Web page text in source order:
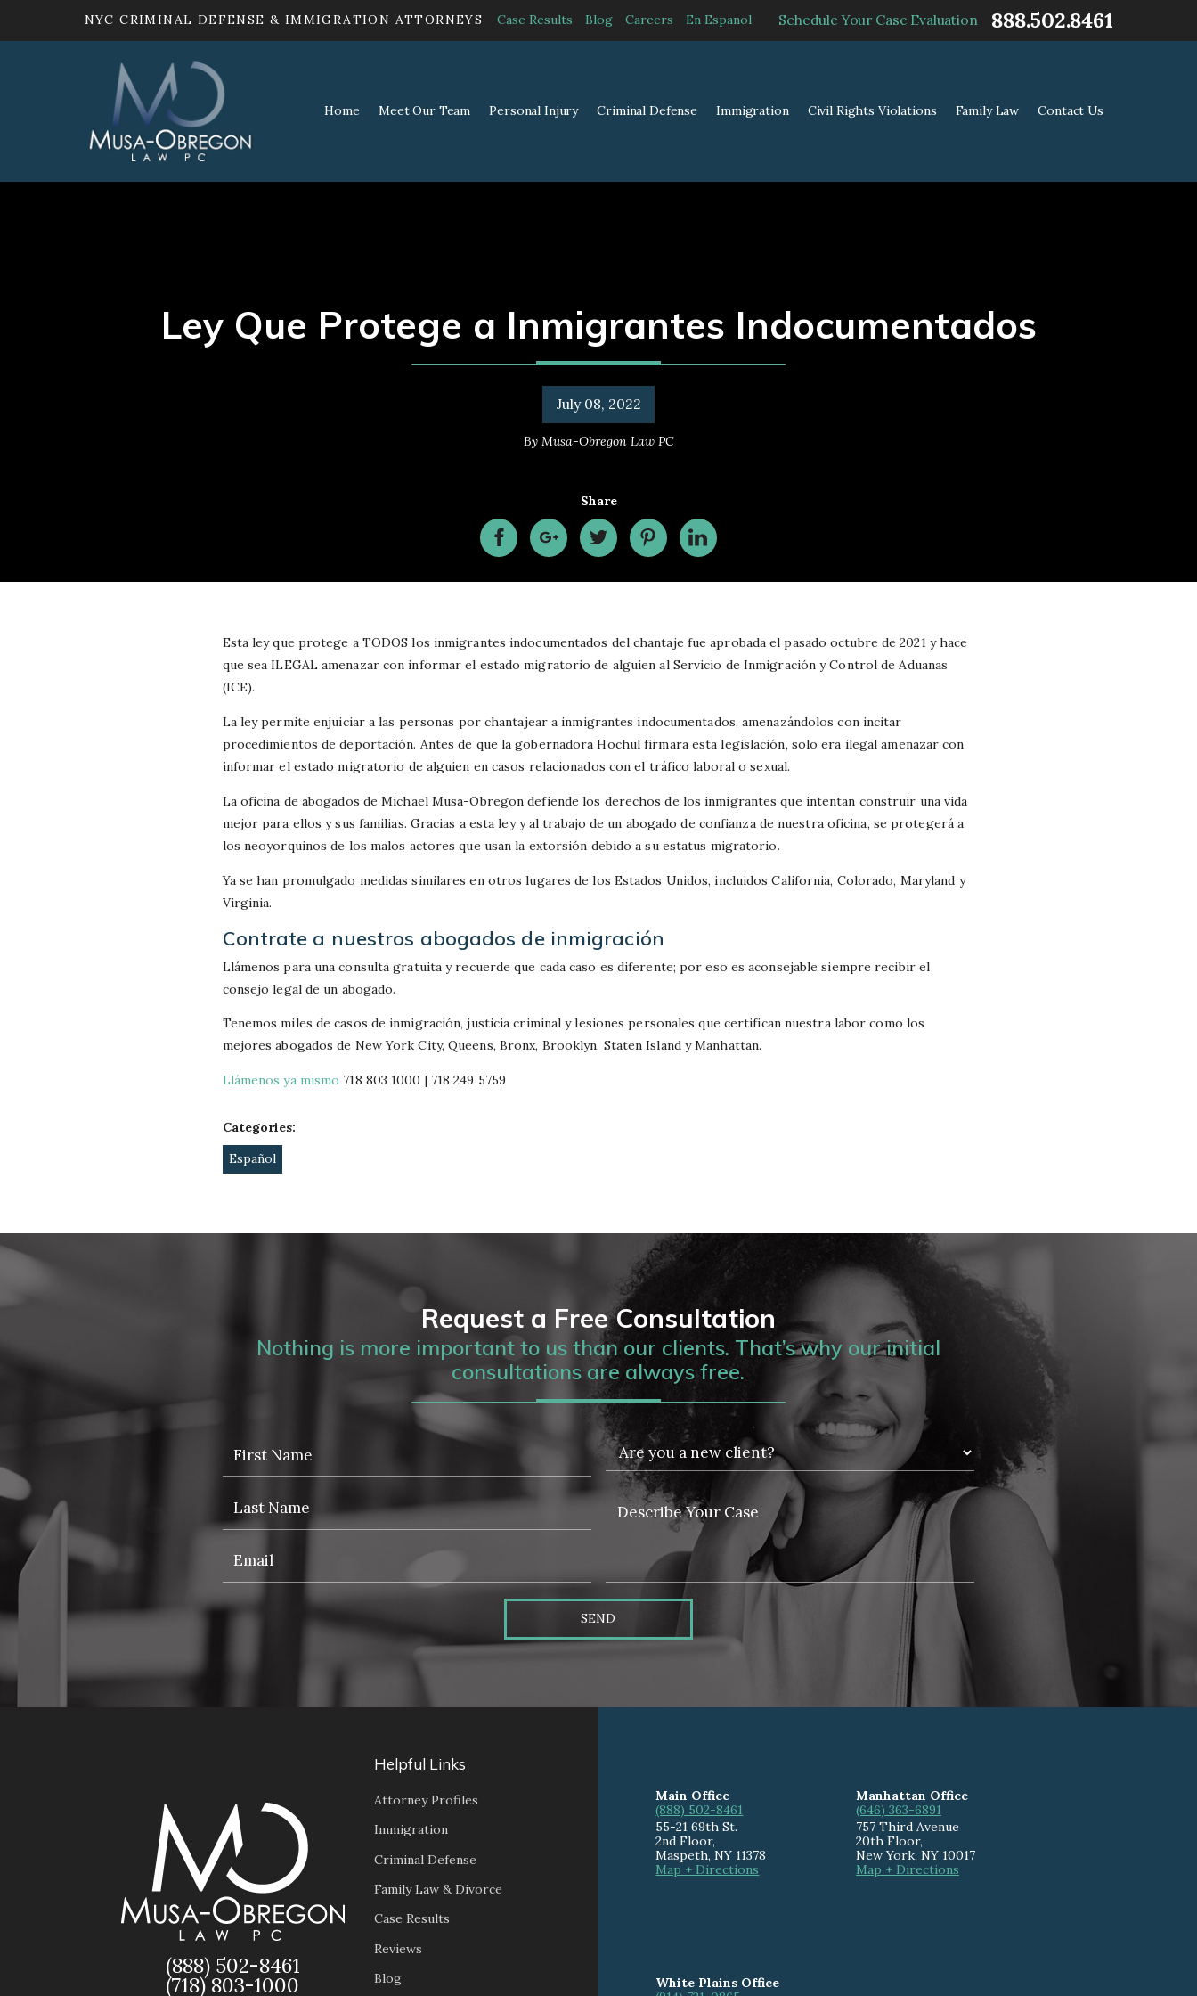
NYC CRIMINAL DEFENSE & IMMIGRATION ATTORNEYS Case Results Blog Careers En Espanol Schedule Your Case Evaluation 888.502.8461
Home Meet Our Team Personal Injury Criminal Defense Immigration Civil Rights Violations Family Law Contact Us
Ley Que Protege a Inmigrantes Indocumentados
July 08, 2022
By Musa-Obregon Law PC
Share
Esta ley que protege a TODOS los inmigrantes indocumentados del chantaje fue aprobada el pasado octubre de 2021 y hace
que sea ILEGAL amenazar con informar el estado migratorio de alguien al Servicio de Inmigración y Control de Aduanas
(ICE).
La ley permite enjuiciar a las personas por chantajear a inmigrantes indocumentados, amenazándolos con incitar
procedimientos de deportación. Antes de que la gobernadora Hochul firmara esta legislación, solo era ilegal amenazar con
informar el estado migratorio de alguien en casos relacionados con el tráfico laboral o sexual.
La oficina de abogados de Michael Musa-Obregon defiende los derechos de los inmigrantes que intentan construir una vida
mejor para ellos y sus familias. Gracias a esta ley y al trabajo de un abogado de confianza de nuestra oficina, se protegerá a
los neoyorquinos de los malos actores que usan la extorsión debido a su estatus migratorio.
Ya se han promulgado medidas similares en otros lugares de los Estados Unidos, incluidos California, Colorado, Maryland y
Virginia.
Contrate a nuestros abogados de inmigración
Llámenos para una consulta gratuita y recuerde que cada caso es diferente; por eso es aconsejable siempre recibir el
consejo legal de un abogado.
Tenemos miles de casos de inmigración, justicia criminal y lesiones personales que certifican nuestra labor como los
mejores abogados de New York City, Queens, Bronx, Brooklyn, Staten Island y Manhattan.
Llámenos ya mismo 718 803 1000 | 718 249 5759
Categories:
Español
Request a Free Consultation
Nothing is more important to us than our clients. That’s why our initial
consultations are always free.
SEND
(888) 502-8461
(718) 803-1000
Helpful Links
Attorney Profiles
Immigration
Criminal Defense
Family Law & Divorce
Case Results
Reviews
Blog
Main Office
(888) 502-8461
55-21 69th St.
2nd Floor,
Maspeth,NY 11378
Map + Directions
Manhattan Office
(646) 363-6891
757 Third Avenue
20th Floor,
New York, NY 10017
Map + Directions
White Plains Office